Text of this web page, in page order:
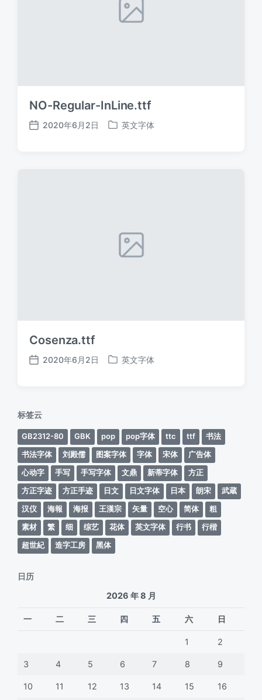
NO-Regular-InLine.ttf
发
2020年6月2日
发
英文字体
Cosenza.ttf
发
2020年6月2日
发
英文字体
标签云
GB2312-80 GBK pop pop字体 ttc ttf
书法
书法字体
刘殿儒 图案字体 字体 宋体
广告体
心动字
手写 手写字体 文鼎 新蒂字体
方正
方正字迹
方正手迹 日文 日文字体 日本 朗宋
武蔵
汉仪
海報 海报 王漢宗 矢量 空心 简体
粗
素材
繁 细 综艺 花体 英文字体 行书
行楷
超世紀
造字工房 黑体
日历
2026 年 8 月
一 二 三 四 五 六 日
1 2
3 4 5 6 7 8 9
10 11 12 13 14 15 16